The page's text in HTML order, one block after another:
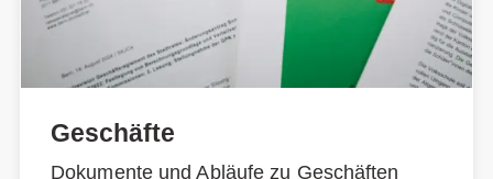
Geschäfte
Dokumente und Abläufe zu Geschäften